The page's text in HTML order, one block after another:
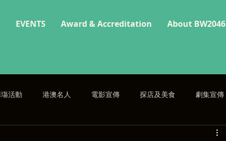
EVENTS Award & Accreditation About BW2046
活動 港澳名人 電影宣傳 探店及美食 劇集宣傳